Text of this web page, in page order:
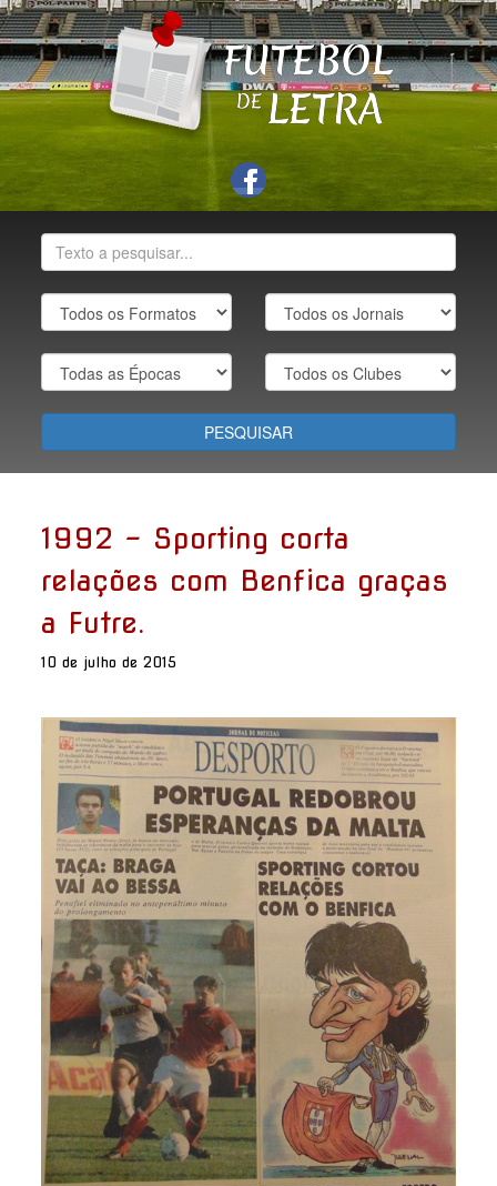
PESQUISAR
1992 - Sporting corta
relações com Benfica graças
a Futre.
10 de julho de 2015